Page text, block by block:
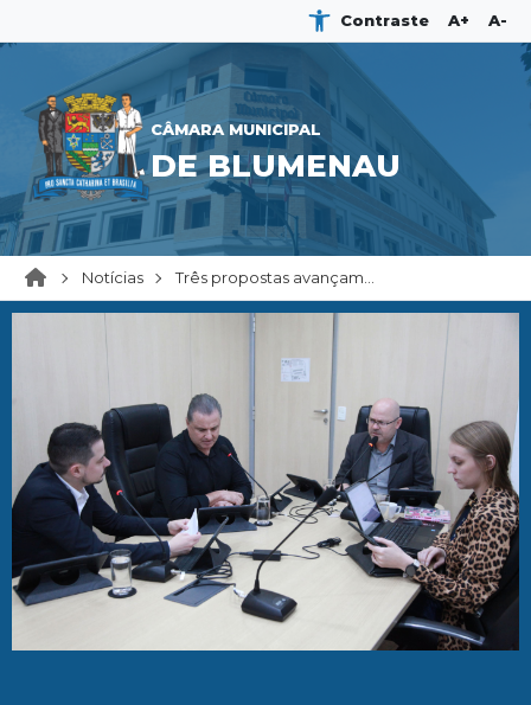
Contraste A+ A-
CÂMARA MUNICIPAL
DE BLUMENAU
Notícias Três propostas avançam...